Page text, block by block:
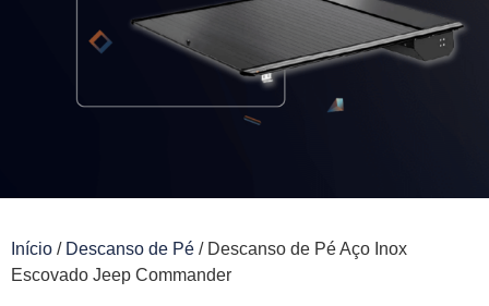
Início / Descanso de Pé / Descanso de Pé Aço Inox
Escovado Jeep Commander